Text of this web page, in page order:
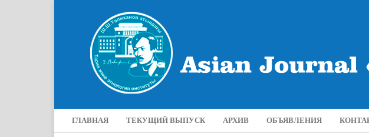
ГЛАВНАЯ ТЕКУЩИЙ ВЫПУСК АРХИВ ОБЪЯВЛЕНИЯ